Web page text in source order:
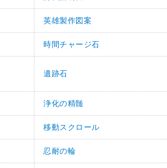
英雄製作図案
時間チャージ石
遺跡石
浄化の精髄
移動スクロール
忍耐の輪